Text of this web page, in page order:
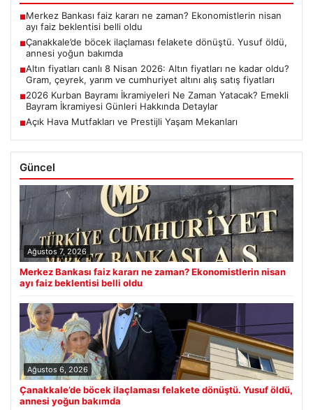
■Merkez Bankası faiz kararı ne zaman? Ekonomistlerin nisan
ayı faiz beklentisi belli oldu
■Çanakkale’de böcek ilaçlaması felakete dönüştü. Yusuf öldü,
annesi yoğun bakımda
■Altın fiyatları canlı 8 Nisan 2026: Altın fiyatları ne kadar oldu?
Gram, çeyrek, yarım ve cumhuriyet altını alış satış fiyatları
■2026 Kurban Bayramı İkramiyeleri Ne Zaman Yatacak? Emekli
Bayram İkramiyesi Günleri Hakkında Detaylar
■Açık Hava Mutfakları ve Prestijli Yaşam Mekanları
Güncel
Ağustos 7, 2026
Merkez Bankası faiz kararı ne zaman? Ekonomistlerin nisan
ayı faiz beklentisi belli oldu
Ağustos 6, 2026
Çanakkale’de böcek ilaçlaması felakete dönüştü. Yusuf öldü,
annesi yoğun bakımda